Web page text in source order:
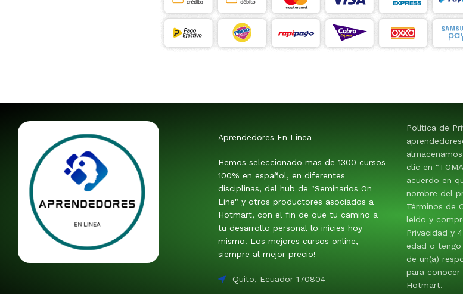
Aprendedores En Línea
Hemos seleccionado mas de 1300 cursos
100% en español, en diferentes
disciplinas, del hub de "Seminarios On
Line" y otros productores asociados a
Hotmart, con el fin de que tu camino a
tu desarrollo personal lo inicies hoy
mismo. Los mejores cursos online,
siempre al mejor precio!
Quito, Ecuador 170804
Política de
clic en
acuerdo en
nombre del
Términos de
leído y
Privacidad y
edad o
de un(a)
para conocer
Hotmart.